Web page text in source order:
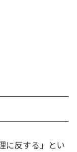
に反する」とい